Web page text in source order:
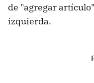
de "agregar
izquierda.